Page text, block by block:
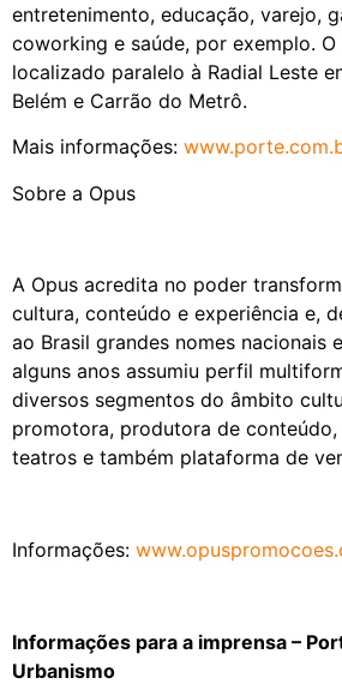
entretenimento, educação, varejo,
coworking e saúde, por exemplo. O
localizado paralelo à Radial Leste
Belém e Carrão do Metrô.
Mais informações:
Sobre a Opus
A Opus acredita no poder
cultura, conteúdo e experiência e,
ao Brasil grandes nomes nacionais
alguns anos assumiu perfil
diversos segmentos do âmbito
promotora, produtora de
teatros e também plataforma de
Informações:
Informações para a imprensa –
Urbanismo